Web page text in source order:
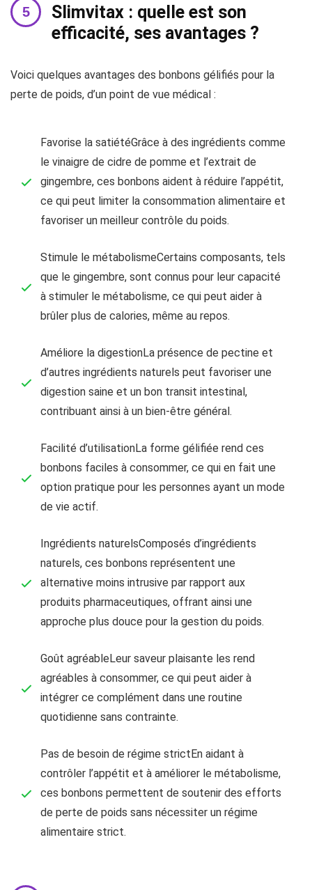
Slimvitax : quelle est son
efficacité, ses avantages ?
Voici quelques avantages des bonbons gélifiés pour la
perte de poids, d’un point de vue médical :
Favorise la satiétéGrâce à des ingrédients comme
le vinaigre de cidre de pomme et l’extrait de
gingembre, ces bonbons aident à réduire l’appétit,
ce qui peut limiter la consommation alimentaire et
favoriser un meilleur contrôle du poids.
Stimule le métabolismeCertains composants, tels
que le gingembre, sont connus pour leur capacité
à stimuler le métabolisme, ce qui peut aider à
brûler plus de calories, même au repos.
Améliore la digestionLa présence de pectine et
d’autres ingrédients naturels peut favoriser une
digestion saine et un bon transit intestinal,
contribuant ainsi à un bien-être général.
Facilité d’utilisationLa forme gélifiée rend ces
bonbons faciles à consommer, ce qui en fait une
option pratique pour les personnes ayant un mode
de vie actif.
Ingrédients naturelsComposés d’ingrédients
naturels, ces bonbons représentent une
alternative moins intrusive par rapport aux
produits pharmaceutiques, offrant ainsi une
approche plus douce pour la gestion du poids.
Goût agréableLeur saveur plaisante les rend
agréables à consommer, ce qui peut aider à
intégrer ce complément dans une routine
quotidienne sans contrainte.
Pas de besoin de régime strictEn aidant à
contrôler l’appétit et à améliorer le métabolisme,
ces bonbons permettent de soutenir des efforts
de perte de poids sans nécessiter un régime
alimentaire strict.